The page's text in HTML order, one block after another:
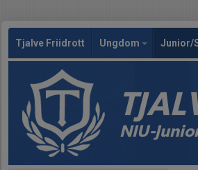
Tjalve Friidrott Ungdom Junior/
NIU-